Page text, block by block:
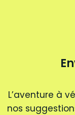
L’aventure à
nos